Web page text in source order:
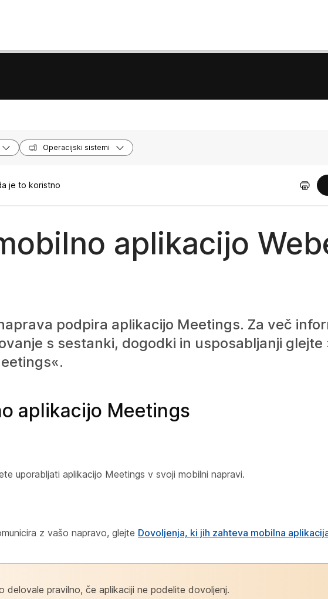
Operacijski sistemi
je to koristno
aplikacijo
podpira aplikacijo Meetings. Za več
s sestanki, dogodki in usposabljanji glejte
aplikacijo Meetings
uporabljati aplikacijo Meetings v svoji mobilni napravi.
z vašo napravo, glejte Dovoljenja, ki jih zahteva mobilna
delovale pravilno, če aplikaciji ne podelite dovoljenj.